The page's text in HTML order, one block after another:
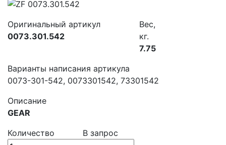
Оригинальный артикул
0073.301.542
Вес,
кг.
7.75
Варианты написания артикула
0073-301-542, 0073301542, 73301542
Описание
GEAR
Количество
В запрос